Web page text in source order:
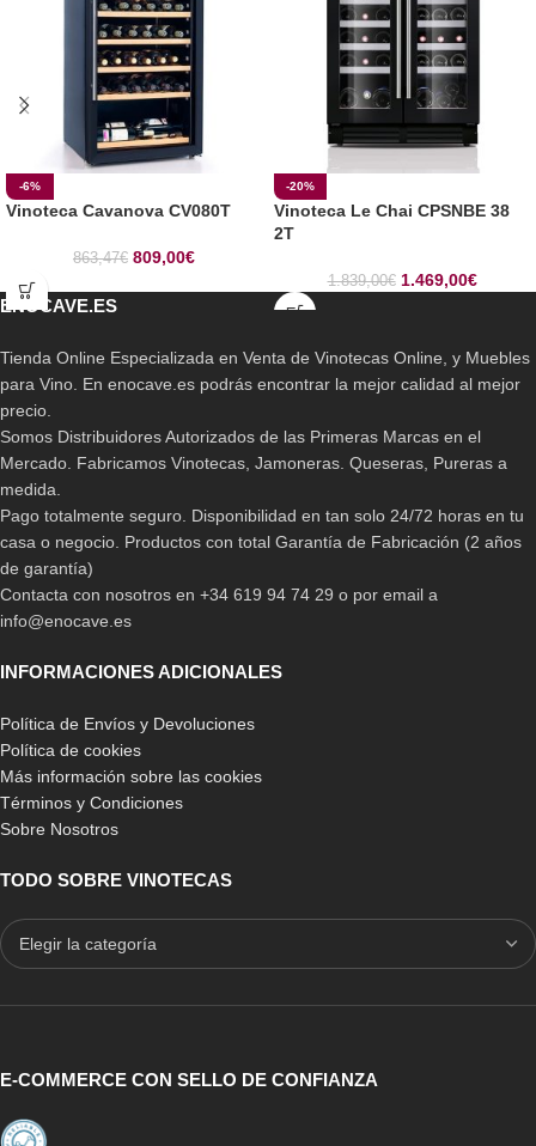
-6%
Vinoteca Cavanova CV080T
863,47€ 809,00€
-20%
Vinoteca Le Chai CPSNBE 38
2T
1.839,00€ 1.469,00€
ENOCAVE.ES
Tienda Online Especializada en Venta de Vinotecas Online, y Muebles
para Vino. En enocave.es podrás encontrar la mejor calidad al mejor
precio.
Somos Distribuidores Autorizados de las Primeras Marcas en el
Mercado. Fabricamos Vinotecas, Jamoneras. Queseras, Pureras a
medida.
Pago totalmente seguro. Disponibilidad en tan solo 24/72 horas en tu
casa o negocio. Productos con total Garantía de Fabricación (2 años
de garantía)
Contacta con nosotros en +34 619 94 74 29 o por email a
info@enocave.es
INFORMACIONES ADICIONALES
Política de Envíos y Devoluciones
Política de cookies
Más información sobre las cookies
Términos y Condiciones
Sobre Nosotros
TODO SOBRE VINOTECAS
E-COMMERCE CON SELLO DE CONFIANZA